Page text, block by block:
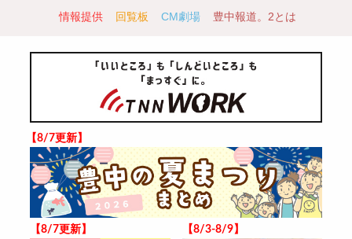
情報提供 回覧板 CM劇場 豊中報道。2とは
【8/7更新】
【8/7更新】 【8/3-8/9】